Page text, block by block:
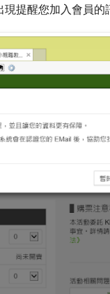
提醒您加入會員的